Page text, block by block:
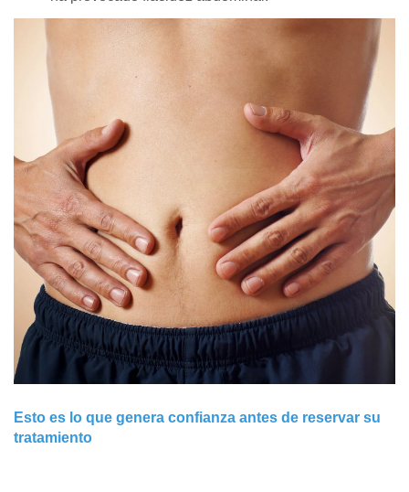
Esto es lo que genera confianza antes de reservar su
tratamiento